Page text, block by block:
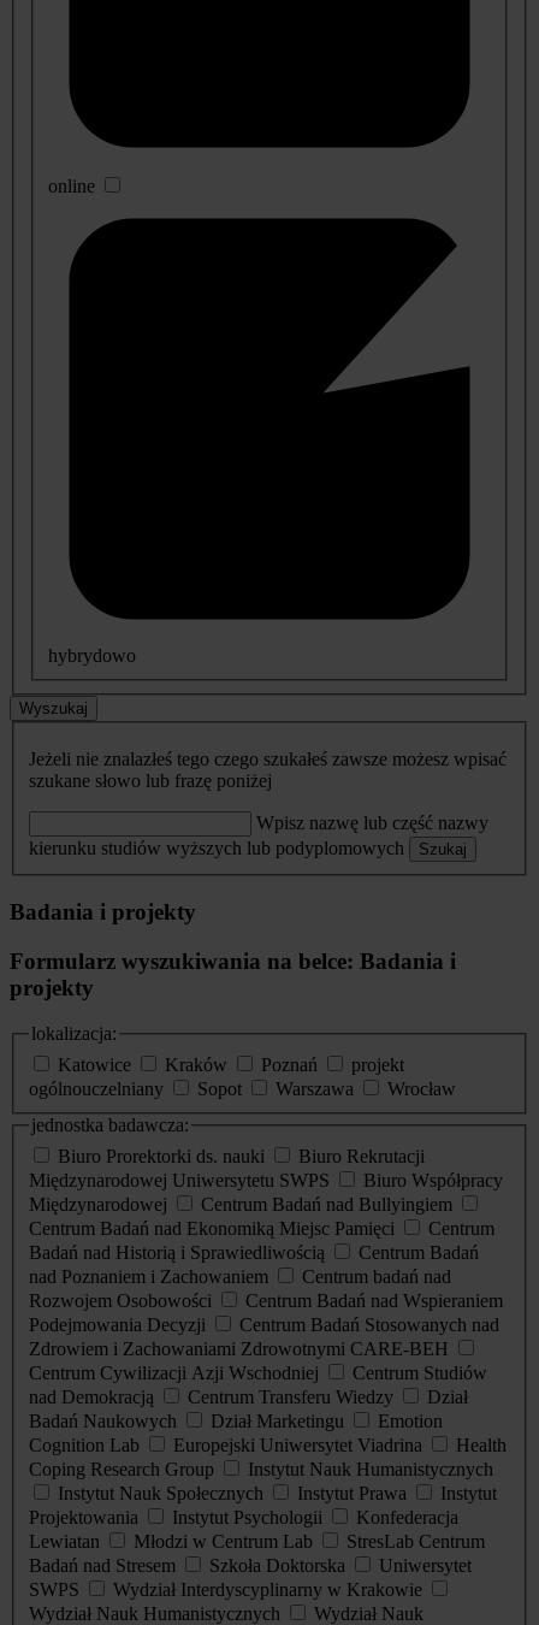
online
hybrydowo
Wyszukaj
Jeżeli nie znalazłeś tego czego szukałeś zawsze możesz wpisać
szukane słowo lub frazę poniżej
Wpisz nazwę lub część nazwy
kierunku studiów wyższych lub podyplomowych
Szukaj
Badania i projekty
Formularz wyszukiwania na belce: Badania i
projekty
lokalizacja:
Katowice
Kraków Poznań
projekt
ogólnouczelniany
Sopot Warszawa
Wrocław
jednostka badawcza:
Biuro Prorektorki ds. nauki
Biuro Rekrutacji
Międzynarodowej Uniwersytetu SWPS
Biuro Współpracy
Międzynarodowej
Centrum Badań nad Bullyingiem
Centrum Badań nad Ekonomiką Miejsc Pamięci
Centrum
Badań nad Historią i Sprawiedliwością
Centrum Badań
nad Poznaniem i Zachowaniem
Centrum badań nad
Rozwojem Osobowości
Centrum Badań nad Wspieraniem
Podejmowania Decyzji
Centrum Badań Stosowanych nad
Zdrowiem i Zachowaniami Zdrowotnymi CARE-BEH
Centrum Cywilizacji Azji Wschodniej
Centrum Studiów
nad Demokracją
Centrum Transferu Wiedzy
Dział
Badań Naukowych
Dział Marketingu
Emotion
Cognition Lab
Europejski Uniwersytet Viadrina
Health
Coping Research Group
Instytut Nauk Humanistycznych
Instytut Nauk Społecznych
Instytut Prawa
Instytut
Projektowania
Instytut Psychologii
Konfederacja
Lewiatan
Młodzi w Centrum Lab
StresLab Centrum
Badań nad Stresem
Szkoła Doktorska
Uniwersytet
SWPS
Wydział Interdyscyplinarny w Krakowie
Wydział Nauk Humanistycznych
Wydział Nauk